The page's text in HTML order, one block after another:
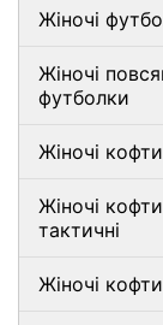
Жіночі
Жіночі
футболки
Жіночі кофти
Жіночі кофти
тактичні
Жіночі кофти